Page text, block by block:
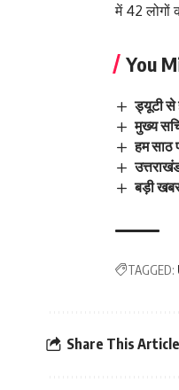
में 42 लोगों
You
ड्यूटी से
मुख्य
हम साठ
बड़ी
TAGGED:
Share This Article